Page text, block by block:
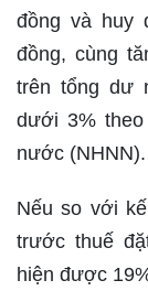
đồng và huy
đồng, cùng
trên tổng dư
dưới 3%
nước (NHNN).
Nếu so với
trước thuế
hiện được